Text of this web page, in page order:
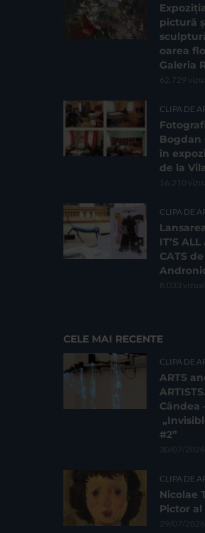
pictură
oarea
Galeria
62.729
CLIPA DE
Bogdan
în
de la
16.210
CLIPA DE
IT’S
CATS
8.033
CELE MAI RECENTE
CLIPA DE
ARTS
Cândea
#2”
30/07/2026
CLIPA DE
Nicolae
Pictor
29/07/2026